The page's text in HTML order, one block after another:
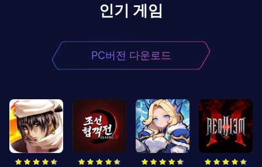
인기 게임
PC버전 다운로드